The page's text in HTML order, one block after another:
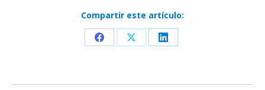
Compartir este artículo:
Share
Facebook
Share
X
Share
LinkedIn